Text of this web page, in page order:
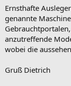
Ernsthafte
genannte
anzutreffende
wobei die
Gruß Dietrich